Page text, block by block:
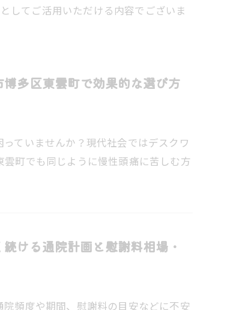
してご活用いただける内容でございま
多区東雲町で効果的な選び方
ていませんか？現代社会ではデスクワ
町でも同じように慢性頭痛に苦しむ方
ける通院計画と慰謝料相場・
頻度や期間、慰謝料の目安などに不安